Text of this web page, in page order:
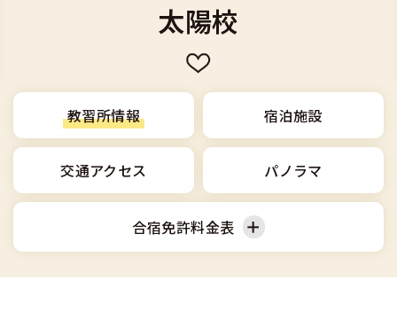
中型車
大型車
けん引
運転免許の種類(車種)
格安シーズン料金
出発地別おすすめ校
こだわり、テーマから探す
360度パノラマ教習所
教育訓練給付金制度
安心・お得・早い・充実の合宿免許
合宿免許選びのアドバイス
合宿免許の入校までの流れ
合宿免許での免許取得の流れ
合宿免許一日の過ごし方
合宿免許に役立つ情報
合宿免許で最短合格するには
高校生は運転免許を取れる？
免許取消・失効による再取得
冬・雪国の合宿免許は大丈夫？
みんなが選んだ合宿免許の条件
合宿免許ナビについて
会社概要
会社沿革・歴史
個人情報の取扱い
運転者適性診断
0120-49-5522
入校申込
太陽校
教習所情報 宿泊施設
交通アクセス パノラマ
合宿免許料金表
中型車 大型車